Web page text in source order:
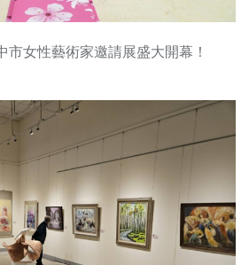
市女性藝術家邀請展盛大開幕！